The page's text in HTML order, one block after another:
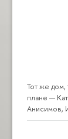
Тот же дом,
плане —
Анисимов,